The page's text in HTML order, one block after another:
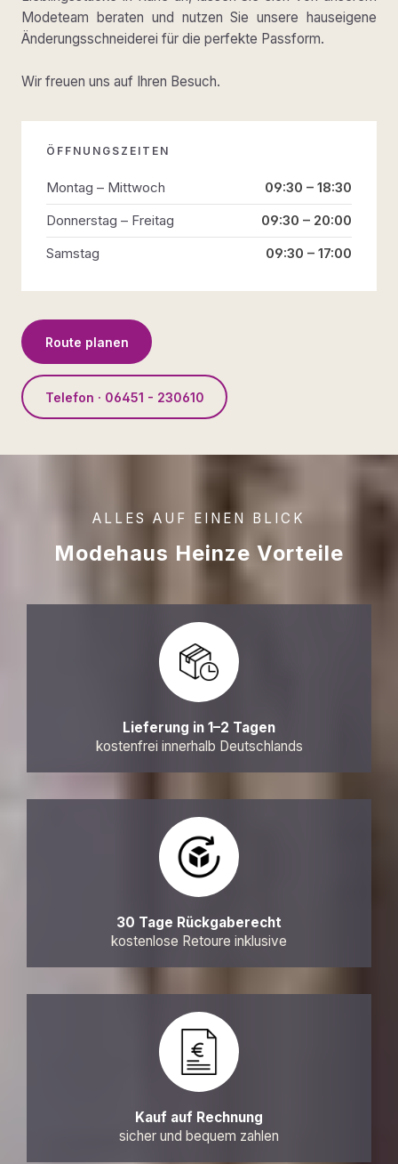
Modeteam beraten und nutzen Sie unsere hauseigene
Änderungsschneiderei für die perfekte Passform.
Wir freuen uns auf Ihren Besuch.
ÖFFNUNGSZEITEN
Montag – Mittwoch
09:30 – 18:30
Donnerstag – Freitag
09:30 – 20:00
Samstag
09:30 – 17:00
Route planen
Telefon · 06451 - 230610
ALLES AUF EINEN BLICK
Modehaus Heinze Vorteile
Lieferung in 1–2 Tagen
kostenfrei innerhalb Deutschlands
30 Tage Rückgaberecht
kostenlose Retoure inklusive
Kauf auf Rechnung
sicher und bequem zahlen